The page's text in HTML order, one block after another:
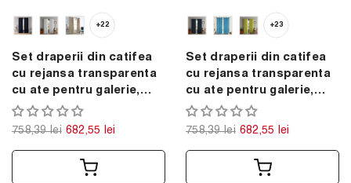
+22
Set draperii din catifea
cu rejansa transparenta
cu ate pentru galerie,
Madison, densitate 700
g/ml, Linen Cream, 2 buc
758,39 lei 682,55 lei
+23
Set draperii din catifea
cu rejansa transparenta
cu ate pentru galerie,
Madison, densitate 700
g/ml, Lime, 2 buc
758,39 lei 682,55 lei